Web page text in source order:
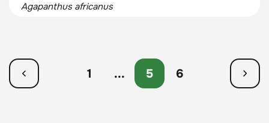
Agapanthus africanus
1 ... 5 6